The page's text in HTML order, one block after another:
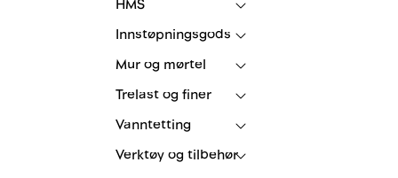
HMS
Innstøpningsgods
Mur og mørtel
Trelast og finer
Vanntetting
Verktøy og tilbehør